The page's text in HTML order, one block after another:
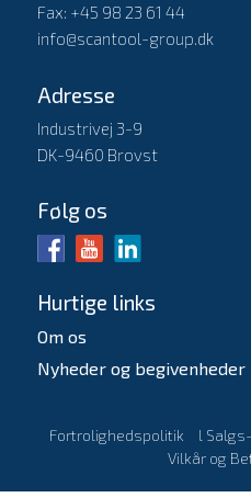
Fax: +45 98 23 61 44
info@scantool-group.dk
Adresse
Industrivej 3-9
DK-9460 Brovst
Følg os
Hurtige links
Om os
Nyheder og begivenheder
Fortrolighedspolitik l
Vilkår og